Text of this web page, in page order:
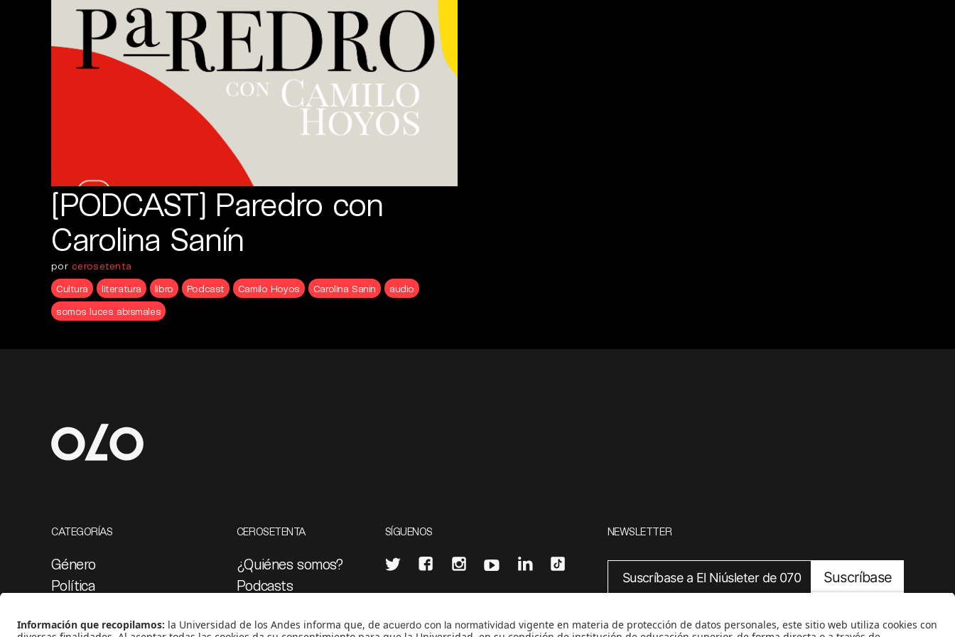
[PODCAST] Paredro con
Carolina Sanín
por cerosetenta
Cultura
literatura libro Podcast Camilo Hoyos Carolina Sanin
audio
somos luces abismales
CATEGORÍAS
Género
Política
Medio ambiente
CEROSETENTA
¿Quiénes somos?
Podcasts
Proyectos 070
SÍGUENOS NEWSLETTER
Suscríbase